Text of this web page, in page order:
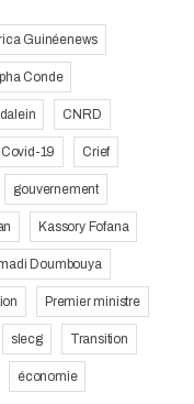
Guinéenews
Conde
CNRD
Covid-19 Crief
gouvernement
Kassory Fofana
Doumbouya
Premier ministre
slecg Transition
économie